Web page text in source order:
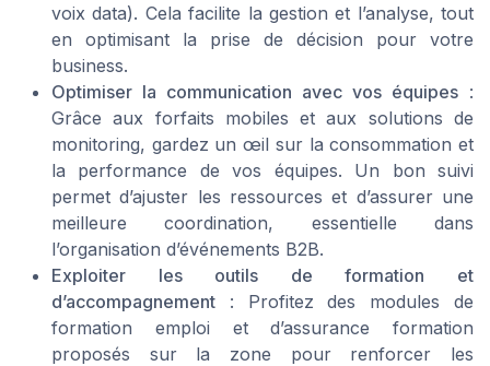
voix data). Cela facilite la gestion et l’analyse, tout
en optimisant la prise de décision pour votre
business.
Optimiser la communication avec vos équipes :
Grâce aux forfaits mobiles et aux solutions de
monitoring, gardez un œil sur la consommation et
la performance de vos équipes. Un bon suivi
permet d’ajuster les ressources et d’assurer une
meilleure coordination, essentielle dans
l’organisation d’événements B2B.
Exploiter les outils de formation et
d’accompagnement : Profitez des modules de
formation emploi et d’assurance formation
proposés sur la zone pour renforcer les